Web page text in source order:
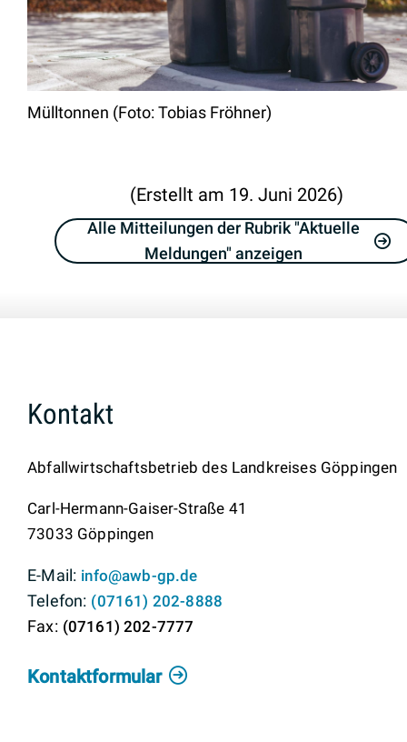
Mülltonnen (Foto: Tobias Fröhner)
(Erstellt am 19. Juni 2026)
Alle Mitteilungen der Rubrik "Aktuelle
Meldungen" anzeigen
Kontakt
Abfallwirtschaftsbetrieb des Landkreises Göppingen
Carl-Hermann-Gaiser-Straße 41
73033 Göppingen
info@awb-gp.de
(071 61) 202-8888
(071 61) 202-7777
Kontaktformular